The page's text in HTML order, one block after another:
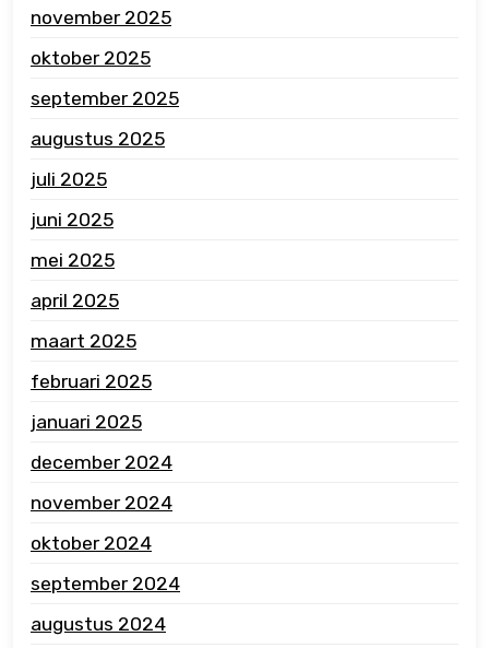
november 2025
oktober 2025
september 2025
augustus 2025
juli 2025
juni 2025
mei 2025
april 2025
maart 2025
februari 2025
januari 2025
december 2024
november 2024
oktober 2024
september 2024
augustus 2024